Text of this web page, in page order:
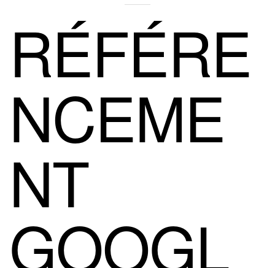
RÉFÉRE
NCEME
NT
GOOGL